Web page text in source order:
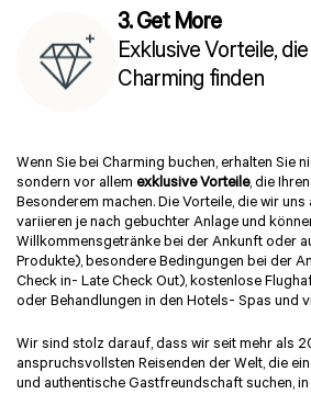
3. Get More
Exklusive Vorteile,
Charming finden
Wenn Sie bei Charming buchen, erhalten Sie
sondern vor allem exklusive Vorteile, die
Besonderem machen. Die Vorteile, die wir
variieren je nach gebuchter Anlage und
Willkommensgetränke bei der Ankunft oder
Produkte), besondere Bedingungen bei der
Check in- Late Check Out), kostenlose
oder Behandlungen in den Hotels- Spas und
Wir sind stolz darauf, dass wir seit mehr als
anspruchsvollsten Reisenden der Welt, die
und authentische Gastfreundschaft suchen,